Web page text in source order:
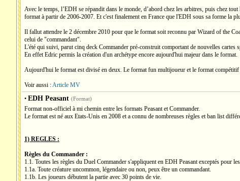
Avec le temps, l’EDH se répandit dans le monde, d’abord chez les arbitres, puis chez
format à partir de 2006-2007. Et c'est finalement en France que l'EDH sous sa forme la
Il fallut attendre le 2 décembre 2010 pour que le format soit reconnu par Wizard of the
celui de "commandant".
L'été qui suivi, parut cinq deck Commander pré-construit comportant de nouvelles
En effet Edric permis la création d'un archétype encore aujourd'hui majeur dans le format.
Aujourd'hui le format est divisé en deux. Le format fun multijoueur et le format
Voir aussi :Article MV
• EDH Peasant (Format)
Format non-officiel à mi chemin entre les formats Peasant et Commander.
Le format est né aux Etats-Unis en 2008 et a connu de nombreuses règles et ban list
1) REGLES :
Règles du Commander :
1.1. Toutes les règles du Duel Commander s'appliquent en EDH Peasant exceptés pour
1.1a. Toute créature uncommon, légendaire ou non, peux être un commandant.
1.1b. Les joueurs débutent la partie avec 30 points de vie.